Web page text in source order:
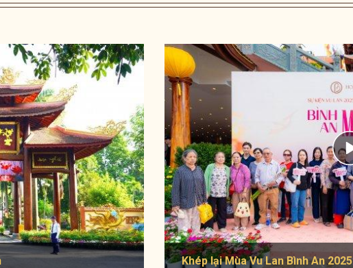
Khép lại Mùa Vu Lan Bình An 2025